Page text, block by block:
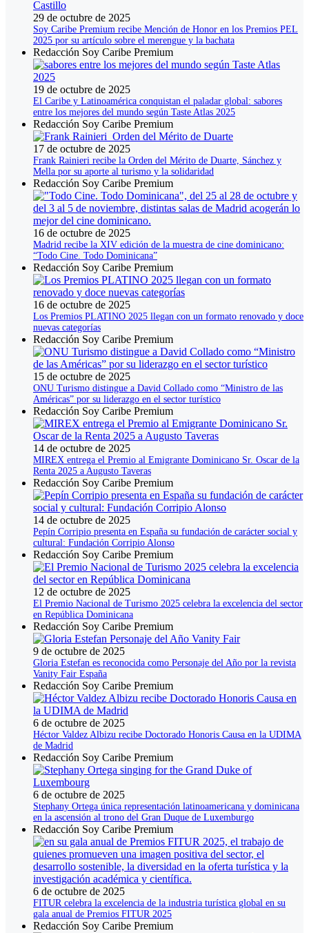
29 de octubre de 2025
Soy Caribe Premium recibe Mención de Honor en los Premios PEL
2025 por su artículo sobre el merengue y la bachata
Redacción Soy Caribe Premium
19 de octubre de 2025
El Caribe y Latinoamérica conquistan el paladar global: sabores
entre los mejores del mundo según Taste Atlas 2025
Redacción Soy Caribe Premium
17 de octubre de 2025
Frank Rainieri recibe la Orden del Mérito de Duarte, Sánchez y
Mella por su aporte al turismo y la solidaridad
Redacción Soy Caribe Premium
16 de octubre de 2025
Madrid recibe la XIV edición de la muestra de cine dominicano:
“Todo Cine. Todo Dominicana”
Redacción Soy Caribe Premium
16 de octubre de 2025
Los Premios PLATINO 2025 llegan con un formato renovado y doce
nuevas categorías
Redacción Soy Caribe Premium
15 de octubre de 2025
ONU Turismo distingue a David Collado como “Ministro de las
Américas” por su liderazgo en el sector turístico
Redacción Soy Caribe Premium
14 de octubre de 2025
MIREX entrega el Premio al Emigrante Dominicano Sr. Oscar de la
Renta 2025 a Augusto Taveras
Redacción Soy Caribe Premium
14 de octubre de 2025
Pepín Corripio presenta en España su fundación de carácter social y
cultural: Fundación Corripio Alonso
Redacción Soy Caribe Premium
12 de octubre de 2025
El Premio Nacional de Turismo 2025 celebra la excelencia del sector
en República Dominicana
Redacción Soy Caribe Premium
9 de octubre de 2025
Gloria Estefan es reconocida como Personaje del Año por la revista
Vanity Fair España
Redacción Soy Caribe Premium
6 de octubre de 2025
Héctor Valdez Albizu recibe Doctorado Honoris Causa en la UDIMA
de Madrid
Redacción Soy Caribe Premium
6 de octubre de 2025
Stephany Ortega única representación latinoamericana y dominicana
en la ascensión al trono del Gran Duque de Luxemburgo
Redacción Soy Caribe Premium
6 de octubre de 2025
FITUR celebra la excelencia de la industria turística global en su
gala anual de Premios FITUR 2025
Redacción Soy Caribe Premium